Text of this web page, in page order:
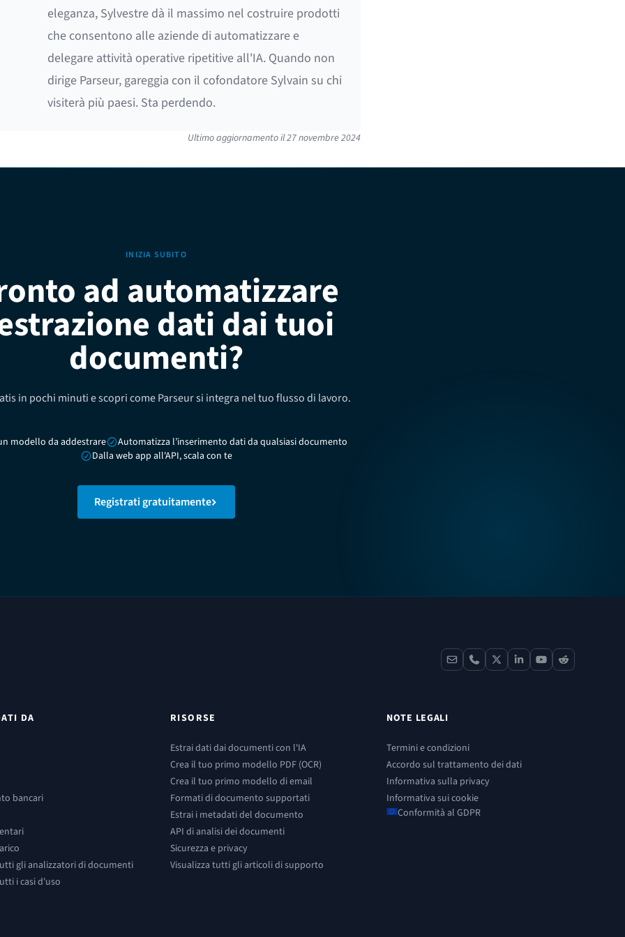
eleganza, Sylvestre dà il massimo nel costruire prodotti
che consentono alle aziende di automatizzare e
delegare attività operative ripetitive all'IA. Quando non
dirige Parseur, gareggia con il cofondatore Sylvain su chi
visiterà più paesi. Sta perdendo.
Ultimo aggiornamento il27 novembre 2024
INIZIA SUBITO
ad automatizzare
dati dai tuoi
documenti?
in pochi minuti e scopri come Parseur si integra nel tuo flusso di lavoro.
modello da addestrare
Automatizza l’inserimento dati da qualsiasi documento
Dalla web app all'API, scala con te
Registrati gratuitamente
contactphone
x linkedinyoutube
reddit
DA
bancari
gli analizzatori di documenti
i casi d'uso
RISORSE
Estrai dati dai documenti con l'IA
Crea il tuo primo modello PDF (OCR)
Crea il tuo primo modello di email
Formati di documento supportati
Estrai i metadati del documento
API di analisi dei documenti
Sicurezza e privacy
Visualizza tutti gli articoli di supporto
NOTE LEGALI
Termini e condizioni
Accordo sul trattamento dei dati
Informativa sulla privacy
Informativa sui cookie
Conformità al GDPR